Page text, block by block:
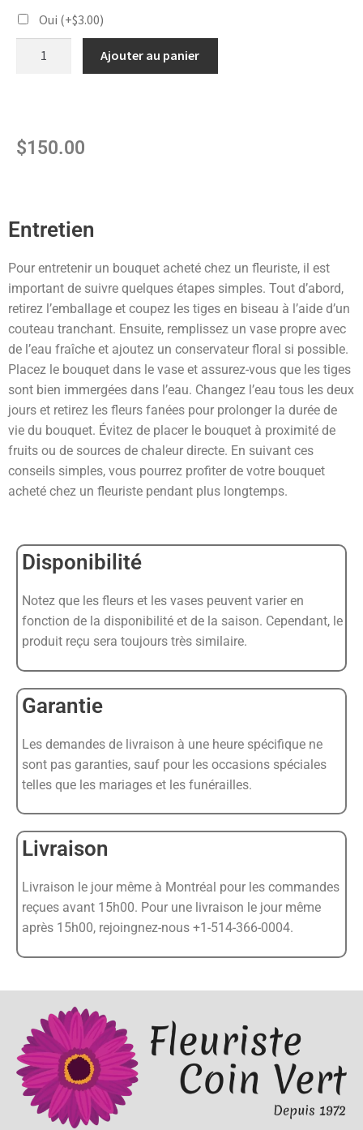
Oui (+$3.00)
Ajouter au panier
$150.00
Entretien
Pour entretenir un bouquet acheté chez un fleuriste, il est
important de suivre quelques étapes simples. Tout d’abord,
retirez l’emballage et coupez les tiges en biseau à l’aide d’un
couteau tranchant. Ensuite, remplissez un vase propre avec
de l’eau fraîche et ajoutez un conservateur floral si possible.
Placez le bouquet dans le vase et assurez-vous que les tiges
sont bien immergées dans l’eau. Changez l’eau tous les deux
jours et retirez les fleurs fanées pour prolonger la durée de
vie du bouquet. Évitez de placer le bouquet à proximité de
fruits ou de sources de chaleur directe. En suivant ces
conseils simples, vous pourrez profiter de votre bouquet
acheté chez un fleuriste pendant plus longtemps.
Disponibilité
Notez que les fleurs et les vases peuvent varier en
fonction de la disponibilité et de la saison. Cependant, le
produit reçu sera toujours très similaire.
Garantie
Les demandes de livraison à une heure spécifique ne
sont pas garanties, sauf pour les occasions spéciales
telles que les mariages et les funérailles.
Livraison
Livraison le jour même à Montréal pour les commandes
reçues avant 15h00. Pour une livraison le jour même
après 15h00, rejoingnez-nous +1-514-366-0004.